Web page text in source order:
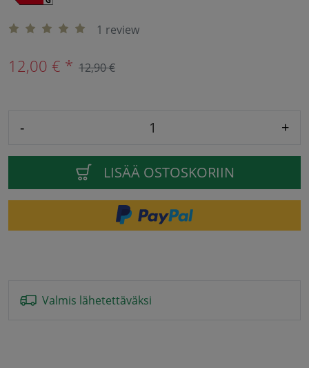
1 review
12,00 € * 12,90 €
- +
LISÄÄ OSTOSKORIIN
Valmis lähetettäväksi